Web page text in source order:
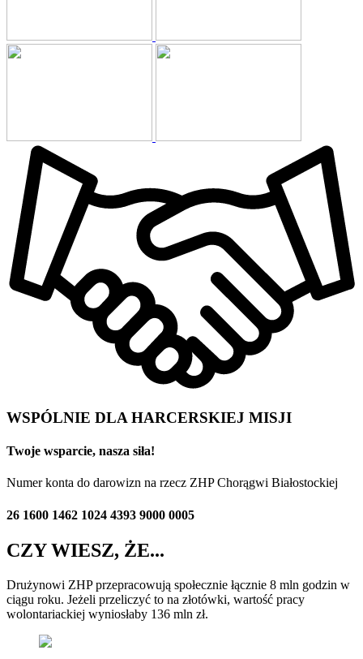
WSPÓLNIE DLA HARCERSKIEJ MISJI
Twoje wsparcie, nasza siła!
Numer konta do darowizn na rzecz ZHP Chorągwi Białostockiej
26 1600 1462 1024 4393 9000 0005
CZY WIESZ, ŻE...
Drużynowi ZHP przepracowują społecznie łącznie 8 mln godzin w
ciągu roku. Jeżeli przeliczyć to na złotówki, wartość pracy
wolontariackiej wyniosłaby 136 mln zł.